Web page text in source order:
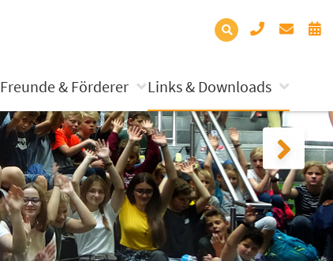
Freunde & Förderer Links & Downloads